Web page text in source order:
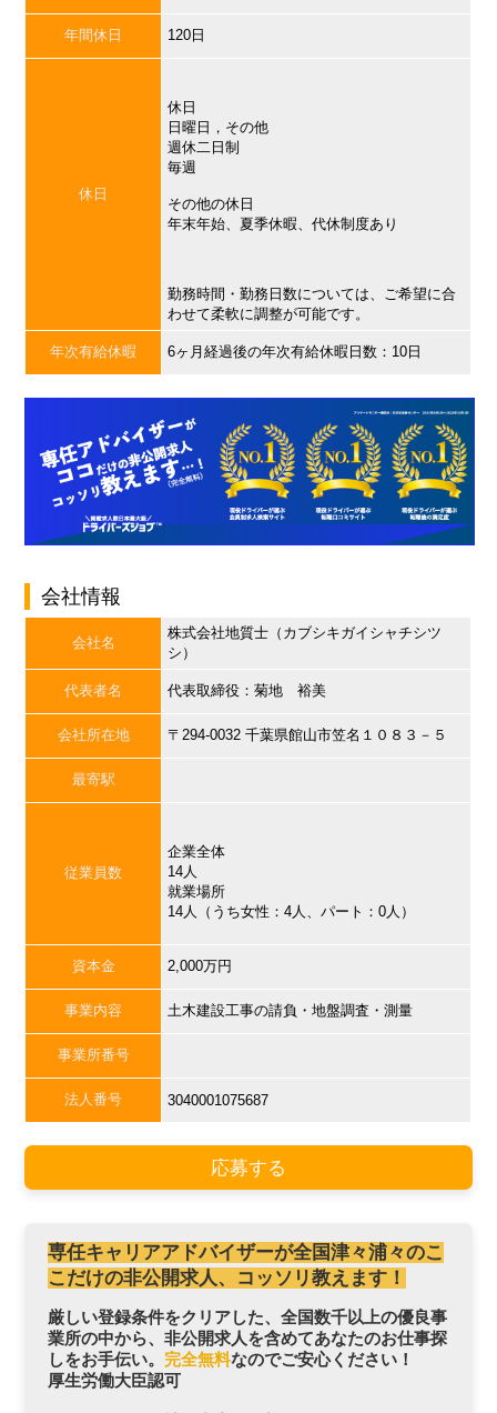
年間休日 120日
休日
休日
日曜日，その他
週休二日制
毎週
その他の休日
年末年始、夏季休暇、代休制度あり
勤務時間・勤務日数については、ご希望に合
わせて柔軟に調整が可能です。
年次有給休暇 6ヶ月経過後の年次有給休暇日数：10日
会社情報
会社名
株式会社地質士（カブシキガイシャチシツ
シ）
代表者名 代表取締役：菊地 裕美
会社所在地 〒294-0032 千葉県館山市笠名１０８３－５
最寄駅
従業員数
企業全体
14人
就業場所
14人（うち女性：4人、パート：0人）
資本金 2,000万円
事業内容 土木建設工事の請負・地盤調査・測量
事業所番号
法人番号 3040001075687
応募する
専任キャリアアドバイザーが全国津々浦々のこ
こだけの非公開求人、コッソリ教えます！
厳しい登録条件をクリアした、全国数千以上の優良事
業所の中から、非公開求人を含めてあなたのお仕事探
しをお手伝い。 完全無料なのでご安心ください！
厚生労働大臣認可